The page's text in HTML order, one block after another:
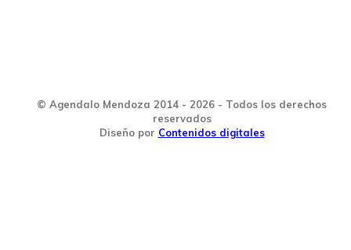
© Agendalo Mendoza 2014 - 2026 - Todos los derechos
reservados
Diseño por Contenidos digitales